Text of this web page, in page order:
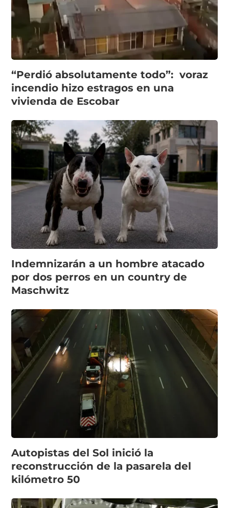
“Perdió absolutamente todo”: voraz
incendio hizo estragos en una
vivienda de Escobar
Indemnizarán a un hombre atacado
por dos perros en un country de
Maschwitz
Autopistas del Sol inició la
reconstrucción de la pasarela del
kilómetro 50